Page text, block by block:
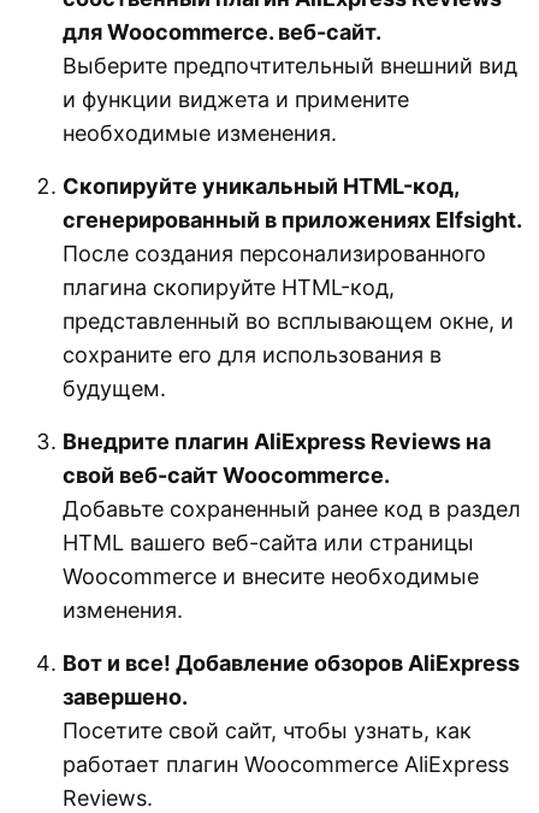
для Woocommerce. веб-сайт.
Выберите предпочтительный внешний вид
и функции виджета и примените
необходимые изменения.
Скопируйте уникальный HTML-код,
сгенерированный в приложениях Elfsight.
После создания персонализированного
плагина скопируйте HTML-код,
представленный во всплывающем окне, и
сохраните его для использования в
будущем.
Внедрите плагин AliExpress Reviews на
свой веб-сайт Woocommerce.
Добавьте сохраненный ранее код в раздел
HTML вашего веб-сайта или страницы
Woocommerce и внесите необходимые
изменения.
Вот и все! Добавление обзоров AliExpress
завершено.
Посетите свой сайт, чтобы узнать, как
работает плагин Woocommerce AliExpress
Reviews.